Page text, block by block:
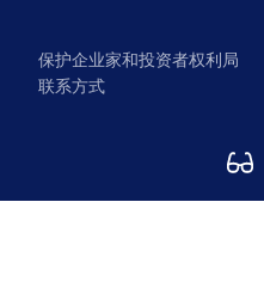
保护企业家和投资者权利局
联系方式